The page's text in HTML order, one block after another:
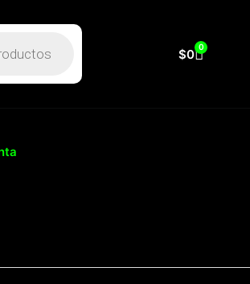
$0 0
Carrito